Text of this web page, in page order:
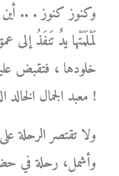
وكنوز كنوز . .. أين
لَمْلَمَتْها يدٌ تَنفَذُ
خلودها ، فتقبض
معبد الجمال الخالد الذي استحقته عن جدارة !
ولا تقتصر الرحلة
وأشمل، رحلة في